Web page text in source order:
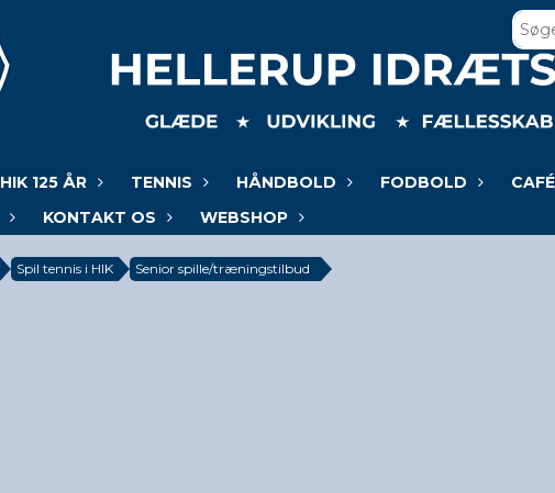
HIK 125 ÅR TENNIS HÅNDBOLD FODBOLD
KONTAKT OS WEBSHOP
Spil tennis i HIK Senior spille/træningstilbud